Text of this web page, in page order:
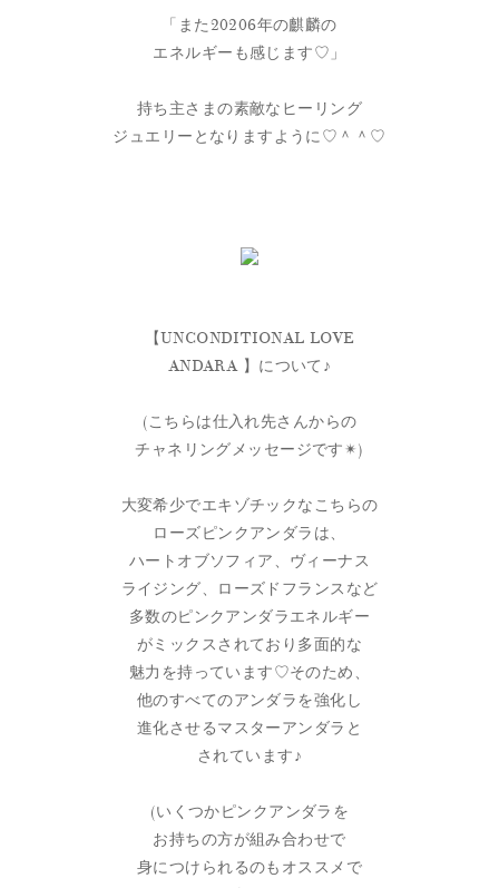
「また20206年の麒麟の
エネルギーも感じます♡」
持ち主さまの素敵なヒーリング
ジュエリーとなりますように♡＾＾♡
【UNCONDITIONAL LOVE
ANDARA 】について♪
(こちらは仕入れ先さんからの
チャネリングメッセージです✴︎)
大変希少でエキゾチックなこちらの
ローズピンクアンダラは、
ハートオブソフィア、ヴィーナス
ライジング、ローズドフランスなど
多数のピンクアンダラエネルギー
がミックスされており多面的な
魅力を持っています♡そのため、
他のすべてのアンダラを強化し
進化させるマスターアンダラと
されています♪
(いくつかピンクアンダラを
お持ちの方が組み合わせで
身につけられるのもオススメで